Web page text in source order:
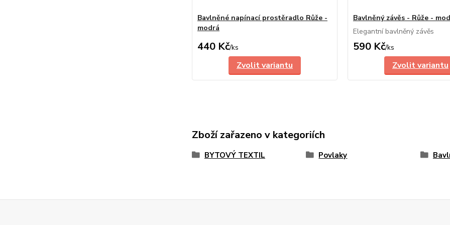
Bavlněné napínací prostěradlo Růže -
modrá
440 Kč/ks
Zvolit variantu
Bavlněný závěs - Růže -
Elegantní bavlněný závěs
590 Kč/ks
Zvolit variantu
Zboží zařazeno v kategoriích
BYTOVÝ TEXTIL Povlaky